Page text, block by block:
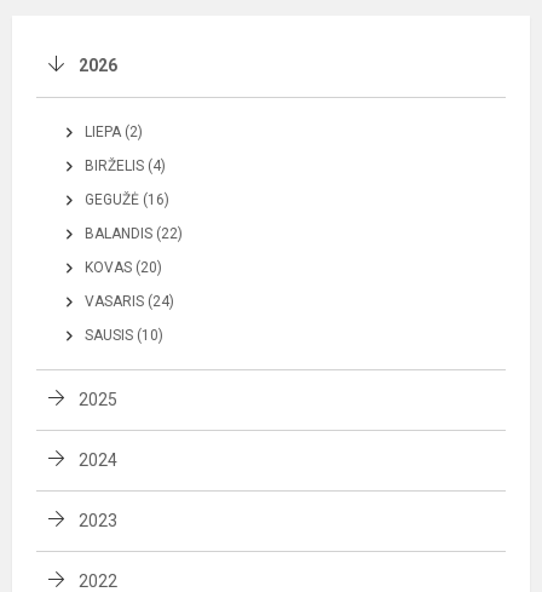
2026
LIEPA (2)
BIRŽELIS (4)
GEGUŽĖ (16)
BALANDIS (22)
KOVAS (20)
VASARIS (24)
SAUSIS (10)
2025
2024
2023
2022